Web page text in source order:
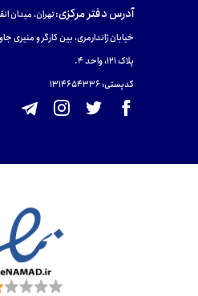
آدرس دفتر مرکزی:تهران، میدان
خیابان ژاندارمری، بین کارگر و منیری
پلاک 121، واحد ۴.
کدپستی: 131465433۶